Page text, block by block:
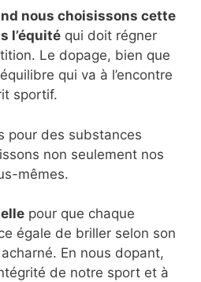
nous choisissons cette
l’équité qui doit régner
Le dopage, bien que
qui va à l’encontre
sportif.
pour des substances
non seulement nos
mêmes.
pour que chaque
égale de briller selon son
En nous dopant,
de notre sport et à